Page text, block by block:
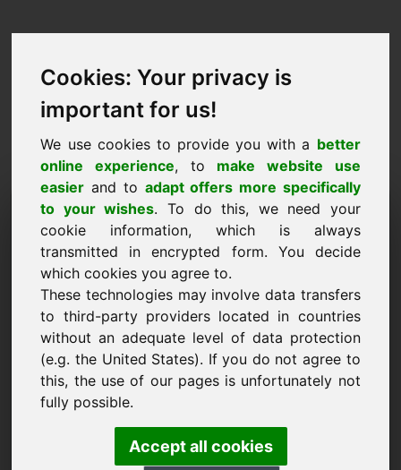
Cookies: Your privacy is
important for us!
We use cookies to provide you with a better
online experience, to make website use
easier and to adapt offers more specifically
to your wishes. To do this, we need your
cookie information, which is always
transmitted in encrypted form. You decide
which cookies you agree to.
These technologies may involve data transfers
to third-party providers located in countries
without an adequate level of data protection
(e.g. the United States). If you do not agree to
this, the use of our pages is unfortunately not
fully possible.
Accept all cookies
طلب شراء المجال: carrot.eu
أريد شراء النطاق carrot.eu مقابل 5000 Euro
باستثناء ضريبة القيمة المضافة.
اسم الشركة
البريد الإلكتروني